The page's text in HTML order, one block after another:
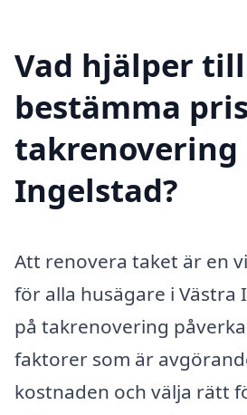
Vad hjälper
bestämma
takrenovering
Ingelstad?
Att renovera taket är en
för alla husägare i Västra
på takrenovering
faktorer som är
kostnaden och välja rätt